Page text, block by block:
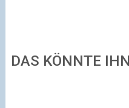
DAS KÖNNTE